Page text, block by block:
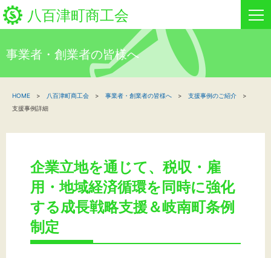
八百津町商工会
新着情報
八百津町商工会について
イベント情報
事業者・創業者の皆様へ
HOME 八百津町商工会 事業者・創業者の皆様へ
支援事例のご紹介
支援事例詳細
企業立地を通じて、税収・雇
用・地域経済循環を同時に強化
する成長戦略支援＆岐南町条例
制定